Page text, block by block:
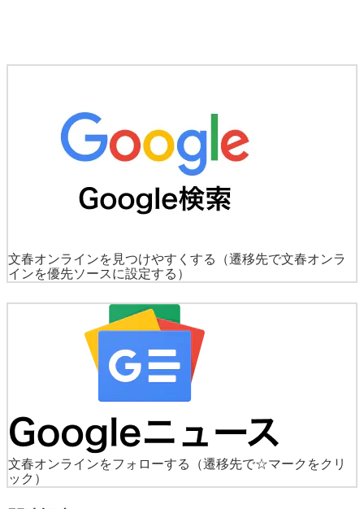
文春オンラインを見つけやすくする
（遷移先で文春オンラ
インを優先ソースに設定する）
文春オンラインをフォローする
（遷移先で☆マークをクリ
ック）